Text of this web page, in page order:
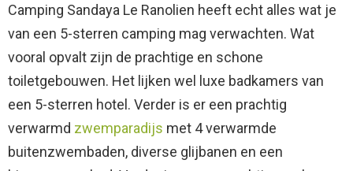
Camping Sandaya Le Ranolien heeft echt alles wat je
van een 5-sterren camping mag verwachten. Wat
vooral opvalt zijn de prachtige en schone
toiletgebouwen. Het lijken wel luxe badkamers van
een 5-sterren hotel. Verder is er een prachtig
verwarmd zwemparadijs met 4 verwarmde
buitenzwembaden, diverse glijbanen en een